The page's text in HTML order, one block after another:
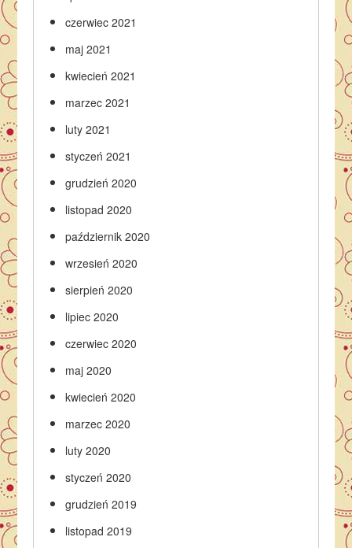
czerwiec 2021
maj 2021
kwiecień 2021
marzec 2021
luty 2021
styczeń 2021
grudzień 2020
listopad 2020
październik 2020
wrzesień 2020
sierpień 2020
lipiec 2020
czerwiec 2020
maj 2020
kwiecień 2020
marzec 2020
luty 2020
styczeń 2020
grudzień 2019
listopad 2019